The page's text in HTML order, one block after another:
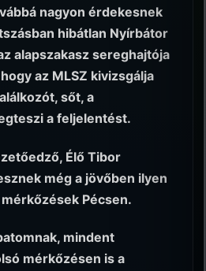
nagyon érdekesnek
hibátlan Nyírbátor
alapszakasz sereghajtója
az MLSZ kivizsgálja
sőt, a
a feljelentést.
Élő Tibor
még a jövőben ilyen
Pécsen.
mindent
mérkőzésen is a